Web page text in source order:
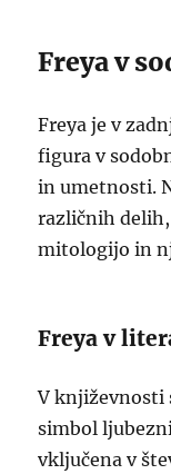
Freya v
Freya je v
figura v
in umetnosti.
različnih
mitologijo in
Freya v
V književnosti
simbol
vključena v